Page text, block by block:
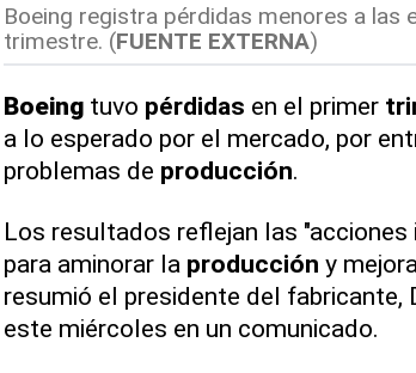
Boeing registra pérdidas menores a las
trimestre. (FUENTE EXTERNA)
Boeingtuvo pérdidas en el primer
a lo esperado por el mercado, por
problemas de producción.
Los resultados reflejan las
para aminorar la producción y
resumió el presidente del fabricante,
este miércoles en un comunicado.